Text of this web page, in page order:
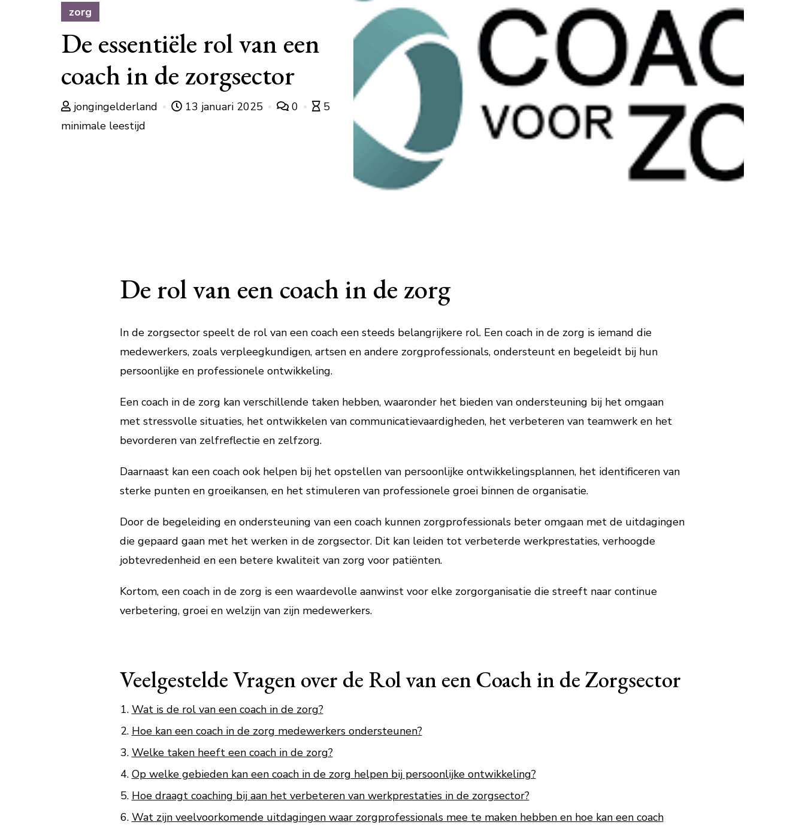
zorg
De essentiële rol van een
coach in de zorgsector
jongingelderland 13 januari 2025 0
5
minimale leestijd
De rol van een coach in de zorg
In de zorgsector speelt de rol van een coach een steeds belangrijkere rol. Een coach in de zorg is iemand die
medewerkers, zoals verpleegkundigen, artsen en andere zorgprofessionals, ondersteunt en begeleidt bij hun
persoonlijke en professionele ontwikkeling.
Een coach in de zorg kan verschillende taken hebben, waaronder het bieden van ondersteuning bij het omgaan
met stressvolle situaties, het ontwikkelen van communicatievaardigheden, het verbeteren van teamwerk en het
bevorderen van zelfreflectie en zelfzorg.
Daarnaast kan een coach ook helpen bij het opstellen van persoonlijke ontwikkelingsplannen, het identificeren van
sterke punten en groeikansen, en het stimuleren van professionele groei binnen de organisatie.
Door de begeleiding en ondersteuning van een coach kunnen zorgprofessionals beter omgaan met de uitdagingen
die gepaard gaan met het werken in de zorgsector. Dit kan leiden tot verbeterde werkprestaties, verhoogde
jobtevredenheid en een betere kwaliteit van zorg voor patiënten.
Kortom, een coach in de zorg is een waardevolle aanwinst voor elke zorgorganisatie die streeft naar continue
verbetering, groei en welzijn van zijn medewerkers.
Veelgestelde Vragen over de Rol van een Coach in de Zorgsector
Wat is de rol van een coach in de zorg?
Hoe kan een coach in de zorg medewerkers ondersteunen?
Welke taken heeft een coach in de zorg?
Op welke gebieden kan een coach in de zorg helpen bij persoonlijke ontwikkeling?
Hoe draagt coaching bij aan het verbeteren van werkprestaties in de zorgsector?
Wat zijn veelvoorkomende uitdagingen waar zorgprofessionals mee te maken hebben en hoe kan een coach